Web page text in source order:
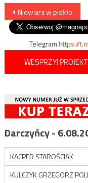
Nawigacja
wpisu
Niewiara w piekło
Telegramhttps://
WESPRZYJ
Darczyńcy -
KACPER STAROŚCIAK
KULCZYK GRZEGORZ